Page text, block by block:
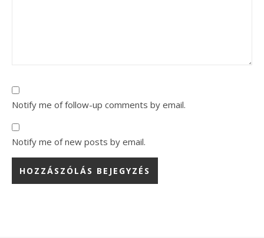
Notify me of follow-up comments by email.
Notify me of new posts by email.